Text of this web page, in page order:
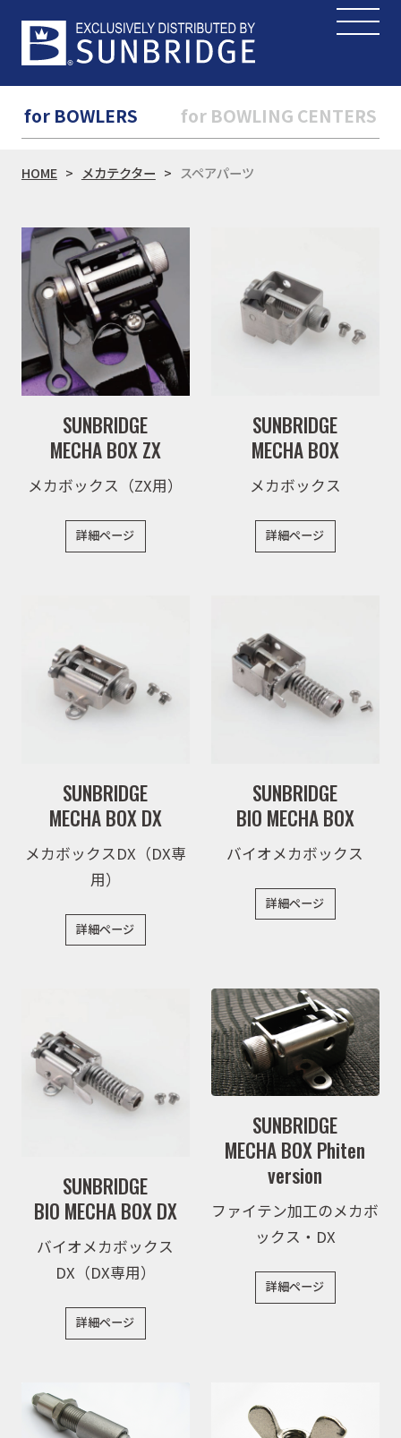
for BOWLERS for BOWLING CENTERS
HOME メカテクター スペアパーツ
SUNBRIDGE
MECHA BOX ZX
メカボックス（ZX用）
詳細ページ
SUNBRIDGE
MECHA BOX
メカボックス
詳細ページ
SUNBRIDGE
MECHA BOX DX
メカボックスDX（DX専
用）
詳細ページ
SUNBRIDGE
BIO MECHA BOX
バイオメカボックス
詳細ページ
SUNBRIDGE
BIO MECHA BOX DX
バイオメカボックス
DX（DX専用）
詳細ページ
SUNBRIDGE
MECHA BOX Phiten
version
ファイテン加工のメカボ
ックス・DX
詳細ページ